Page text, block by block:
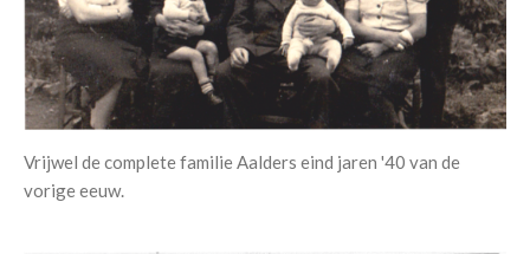
Vrijwel de complete familie Aalders eind jaren '40 van de
vorige eeuw.